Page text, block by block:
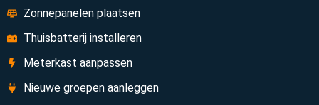
Zonnepanelen plaatsen
Thuisbatterij installeren
Meterkast aanpassen
Nieuwe groepen aanleggen